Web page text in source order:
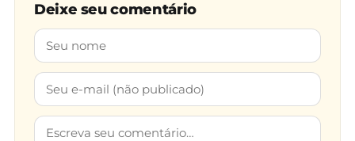
Deixe seu comentário